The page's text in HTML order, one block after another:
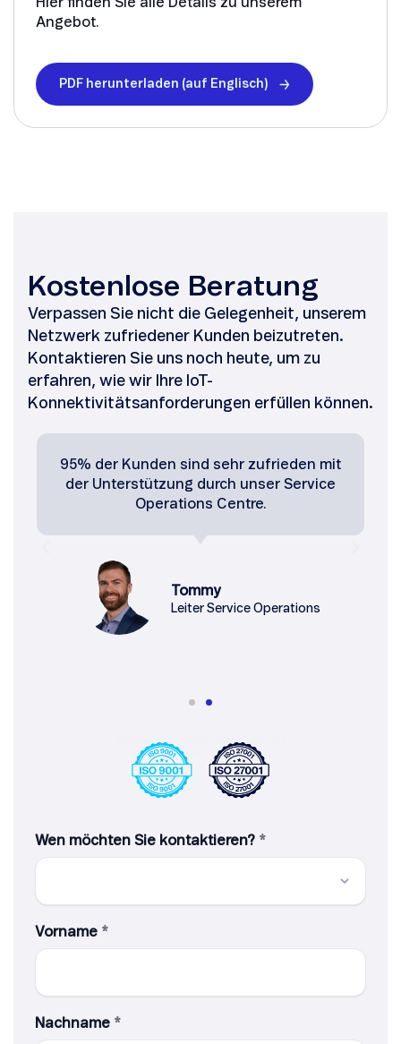
Angebot.
PDF herunterladen (auf Englisch)
Kostenlose Beratung
Verpassen Sie nicht die Gelegenheit, unserem
Netzwerk zufriedener Kunden beizutreten.
Kontaktieren Sie uns noch heute, um zu
erfahren, wie wir Ihre IoT-
Konnektivitätsanforderungen erfüllen können.
95% der Kunden sind sehr zufrieden mit
der Unterstützung durch unser Service
Operations Centre.
Tommy
Leiter Service Operations